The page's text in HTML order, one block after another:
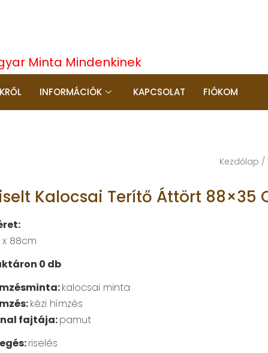
Minta Mindenkinek
INFORMÁCIÓK KAPCSOLAT FIÓKOM
Kezdőlap /
Kalocsai Terítő Áttört 88×35
88cm
0 db
kalocsai minta
kézi hímzés
fajtája:pamut
riselés